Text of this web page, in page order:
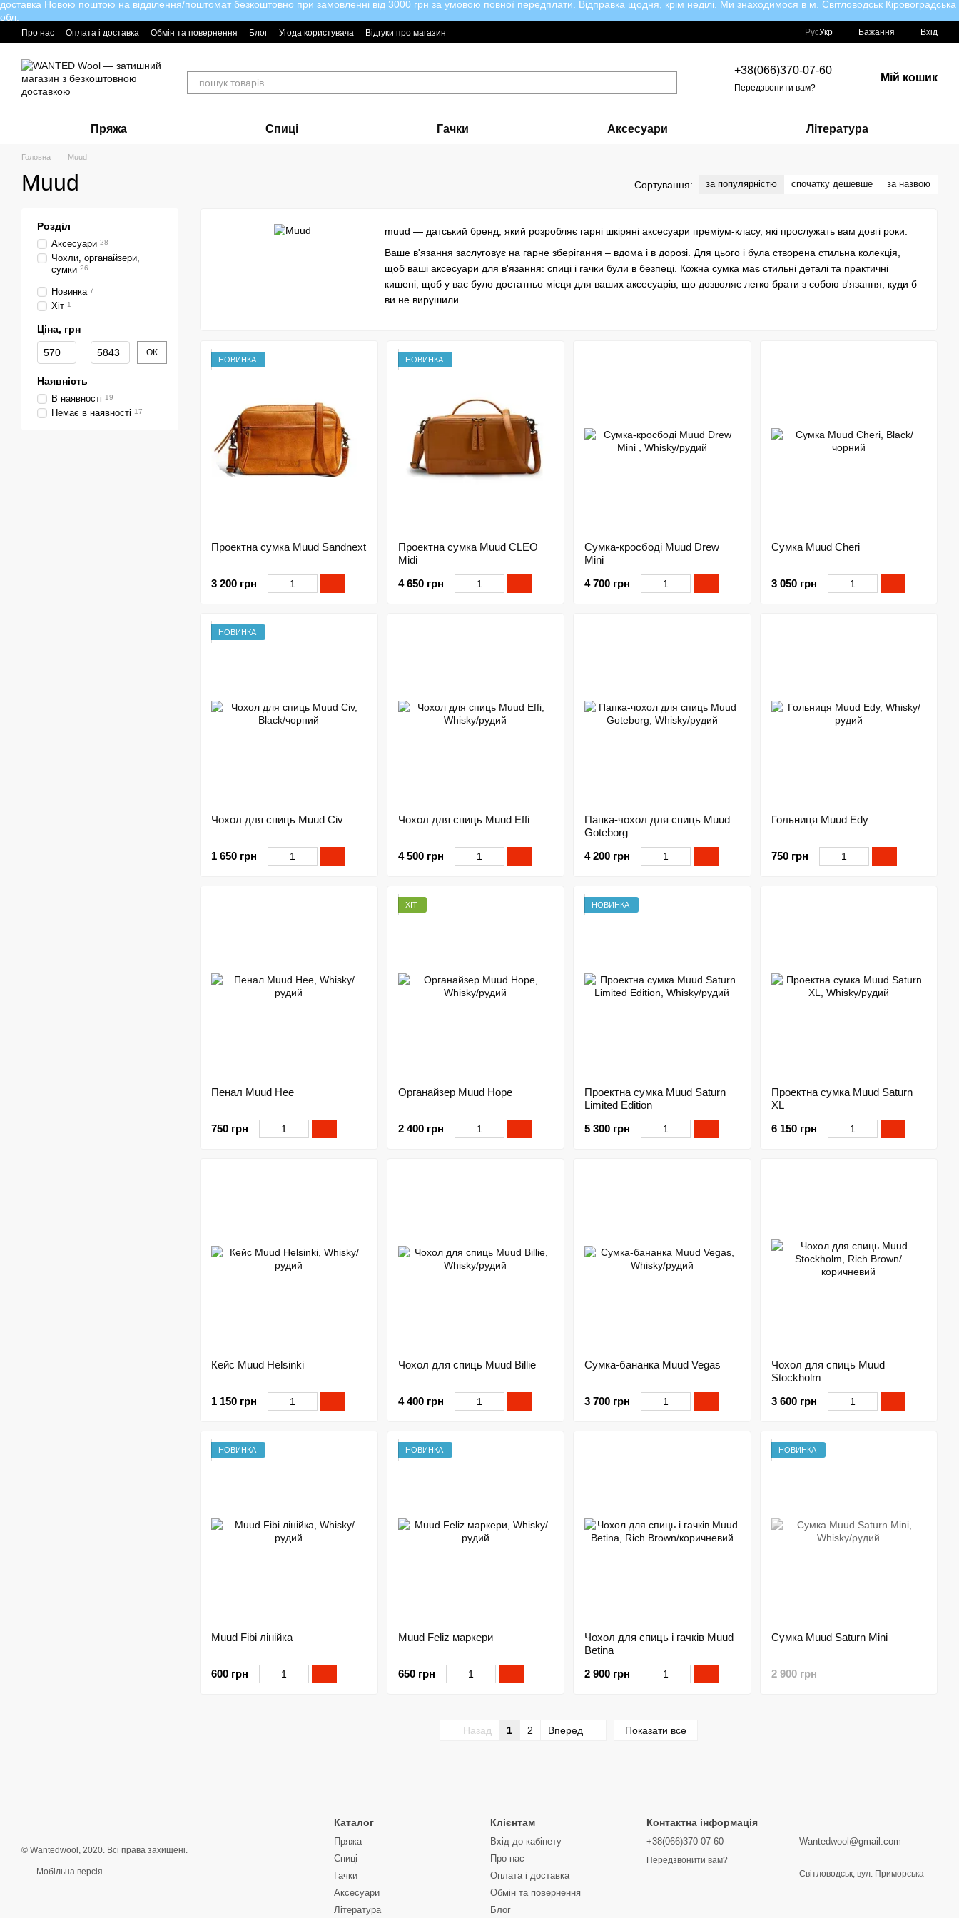
Перейти до основного контенту
доставка Новою поштою на відділення/поштомат безкоштовно при замовленні від 3000 грн за умовою повної передплати. Відправка щодня, крім неділі. Ми знаходимося в м. Світловодськ Кіровоградська
обл.
Про нас Оплата і доставка Обмін та повернення Блог Угода користувача Відгуки про магазин РусУкр Бажання Вхід
+38(066)370-07-60
Передзвонити вам?
Мій кошик
Пряжа Спиці Гачки Аксесуари Література
Головна Muud
Muud Сортування: за популярністю спочатку дешевше за назвою
muud — датський бренд, який розробляє гарні шкіряні аксесуари преміум-класу, які прослужать вам довгі роки.
Ваше в'язання заслуговує на гарне зберігання – вдома і в дорозі. Для цього і була створена стильна колекція,
щоб ваші аксесуари для в'язання: спиці і гачки були в безпеці. Кожна сумка має стильні деталі та практичні
кишені, щоб у вас було достатньо місця для ваших аксесуарів, що дозволяє легко брати з собою в'язання, куди б
ви не вирушили.
НОВИНКА
Проектна сумка Muud Sandnext
3 200 грн
НОВИНКА
Проектна сумка Muud CLEO
Midi
4 650 грн
Сумка-кросбоді Muud Drew
Mini
4 700 грн
Сумка Muud Cheri
3 050 грн
НОВИНКА
Чохол для спиць Muud Civ
1 650 грн
Чохол для спиць Muud Effi
4 500 грн
Папка-чохол для спиць Muud
Goteborg
4 200 грн
Гольниця Muud Edy
750 грн
Пенал Muud Hee
750 грн
ХІТ
Органайзер Muud Hope
2 400 грн
НОВИНКА
Проектна сумка Muud Saturn
Limited Edition
5 300 грн
Проектна сумка Muud Saturn
XL
6 150 грн
Кейс Muud Helsinki
1 150 грн
Чохол для спиць Muud Billie
4 400 грн
Сумка-бананка Muud Vegas
3 700 грн
Чохол для спиць Muud
Stockholm
3 600 грн
НОВИНКА
Muud Fibi лінійка
600 грн
НОВИНКА
Muud Feliz маркери
650 грн
Чохол для спиць і гачків Muud
Betina
2 900 грн
НОВИНКА
Сумка Muud Saturn Mini
2 900 грн
Назад 1 2 Вперед Показати все
Розділ
Аксесуари 28
Чохли, органайзери,
сумки 26
Новинка 7
Хіт 1
Ціна, грн
Від Ціна, грн
До Ціна, грн ОК
Наявність
В наявності 19
Немає в наявності 17
© Wantedwool, 2020. Всі права захищені.
Мобільна версія
Каталог
Пряжа
Спиці
Гачки
Аксесуари
Література
Клієнтам
Вхід до кабінету
Про нас
Оплата і доставка
Обмін та повернення
Блог
Контактна інформація
+38(066)370-07-60
Передзвонити вам?
Wantedwool@gmail.com
Світловодськ, вул. Приморська